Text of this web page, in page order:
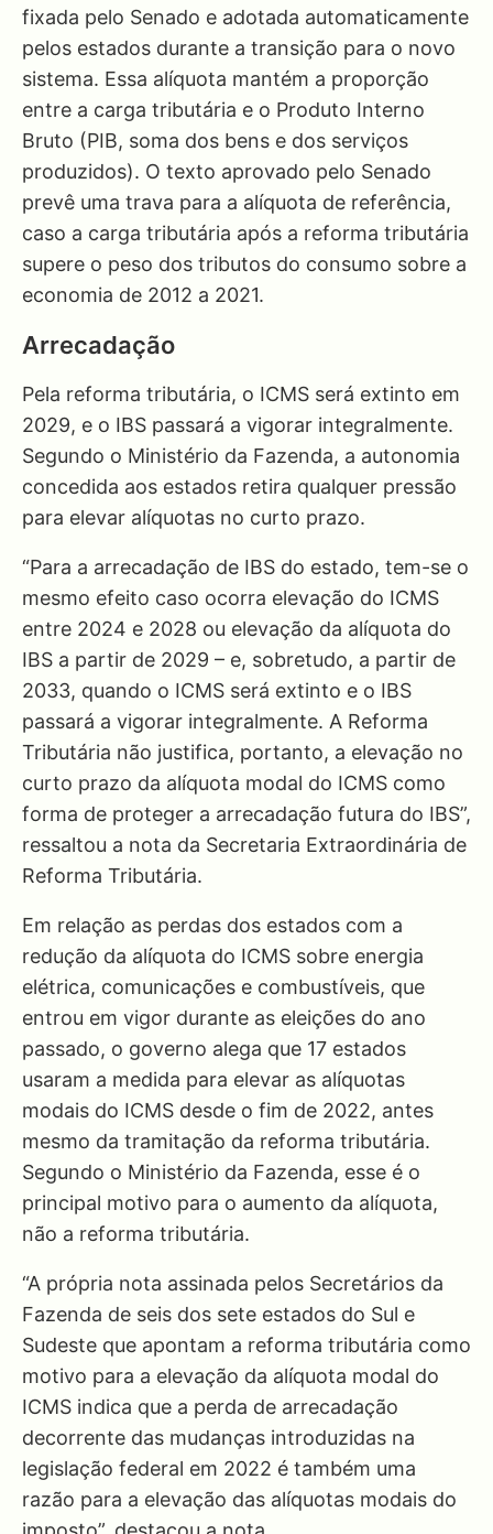
fixada pelo Senado e adotada automaticamente
pelos estados durante a transição para o novo
sistema. Essa alíquota mantém a proporção
entre a carga tributária e o Produto Interno
Bruto (PIB, soma dos bens e dos serviços
produzidos). O texto aprovado pelo Senado
prevê uma trava para a alíquota de referência,
caso a carga tributária após a reforma tributária
supere o peso dos tributos do consumo sobre a
economia de 2012 a 2021.
Arrecadação
Pela reforma tributária, o ICMS será extinto em
2029, e o IBS passará a vigorar integralmente.
Segundo o Ministério da Fazenda, a autonomia
concedida aos estados retira qualquer pressão
para elevar alíquotas no curto prazo.
“Para a arrecadação de IBS do estado, tem-se o
mesmo efeito caso ocorra elevação do ICMS
entre 2024 e 2028 ou elevação da alíquota do
IBS a partir de 2029 – e, sobretudo, a partir de
2033, quando o ICMS será extinto e o IBS
passará a vigorar integralmente. A Reforma
Tributária não justifica, portanto, a elevação no
curto prazo da alíquota modal do ICMS como
forma de proteger a arrecadação futura do IBS”,
ressaltou a nota da Secretaria Extraordinária de
Reforma Tributária.
Em relação as perdas dos estados com a
redução da alíquota do ICMS sobre energia
elétrica, comunicações e combustíveis, que
entrou em vigor durante as eleições do ano
passado, o governo alega que 17 estados
usaram a medida para elevar as alíquotas
modais do ICMS desde o fim de 2022, antes
mesmo da tramitação da reforma tributária.
Segundo o Ministério da Fazenda, esse é o
principal motivo para o aumento da alíquota,
não a reforma tributária.
“A própria nota assinada pelos Secretários da
Fazenda de seis dos sete estados do Sul e
Sudeste que apontam a reforma tributária como
motivo para a elevação da alíquota modal do
ICMS indica que a perda de arrecadação
decorrente das mudanças introduzidas na
legislação federal em 2022 é também uma
razão para a elevação das alíquotas modais do